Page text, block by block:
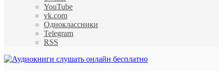
YouTube
vk.com
Одноклассники
Telegram
RSS